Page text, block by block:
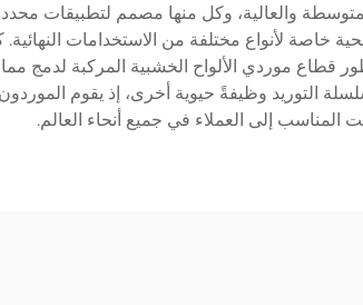
والعالية، وكل منها مصمم لتطبيقات
لأنواع مختلفة من الاستخدامات النهائية.
قطاع موردي الألواح الخشبية المركبة لدمج
التوريد وظيفةً حيوية أخرى، إذ يقوم
إلى العملاء في جميع أنحاء العالم.